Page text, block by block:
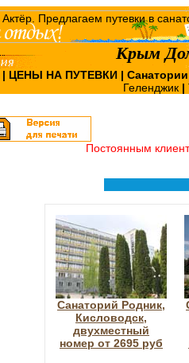
Крым
| ЦЕНЫ НА ПУТЕВКИ |
Геленджик |
Постоянным
Санаторий Родник,
Кисловодск,
двухместный
номер от 2695 руб